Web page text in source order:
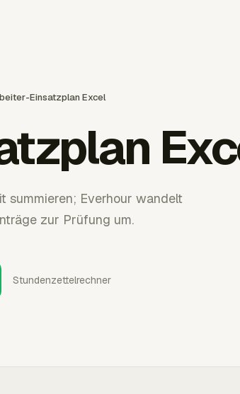
Einsatzplan Excel
summieren; Everhour wandelt
zur Prüfung um.
Stundenzettelrechner